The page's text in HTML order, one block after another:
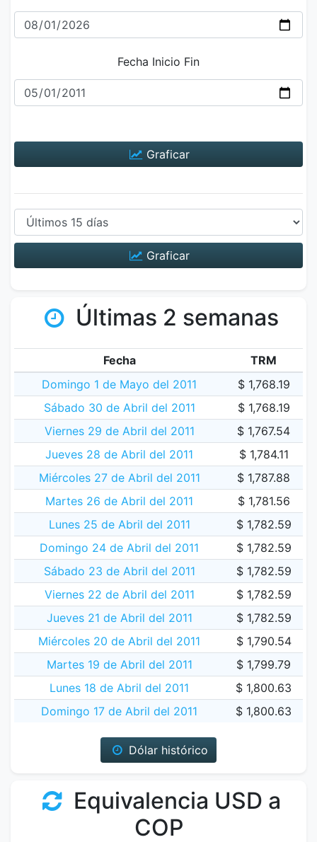
Fecha Inicio Fin
Graficar
Graficar
Últimas 2 semanas
Fecha
TRM
Domingo 1 de Mayo del 2011
$ 1,768.19
Sábado 30 de Abril del 2011
$ 1,768.19
Viernes 29 de Abril del 2011
$ 1,767.54
Jueves 28 de Abril del 2011
$ 1,784.11
Miércoles 27 de Abril del 2011
$ 1,787.88
Martes 26 de Abril del 2011
$ 1,781.56
Lunes 25 de Abril del 2011
$ 1,782.59
Domingo 24 de Abril del 2011
$ 1,782.59
Sábado 23 de Abril del 2011
$ 1,782.59
Viernes 22 de Abril del 2011
$ 1,782.59
Jueves 21 de Abril del 2011
$ 1,782.59
Miércoles 20 de Abril del 2011
$ 1,790.54
Martes 19 de Abril del 2011
$ 1,799.79
Lunes 18 de Abril del 2011
$ 1,800.63
Domingo 17 de Abril del 2011
$ 1,800.63
Dólar histórico
Equivalencia USD a
COP